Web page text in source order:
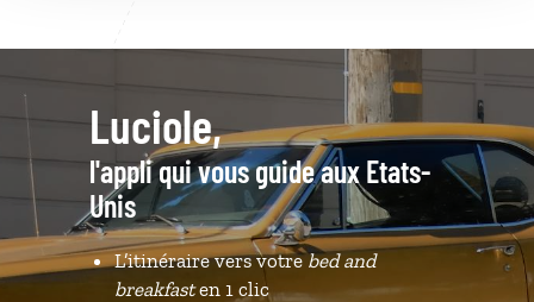
Luciole,
l'appli qui vous guide aux Etats-
Unis
L’itinéraire vers votrebed and
breakfasten 1 clic